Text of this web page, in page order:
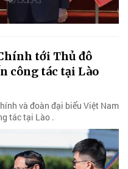
tới Thủ đô
công tác tại Lào
và đoàn đại biểu Việt Nam
tác tại Lào .